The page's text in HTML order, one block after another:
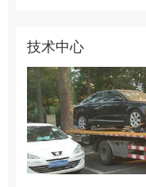
技术中心